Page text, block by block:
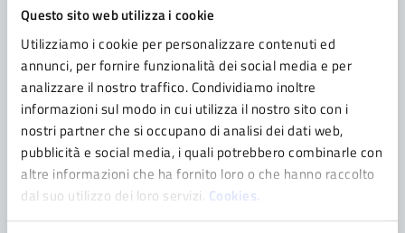
Questo sito web utilizza i cookie
Utilizziamo i cookie per personalizzare contenuti ed
annunci, per fornire funzionalità dei social media e per
analizzare il nostro traffico. Condividiamo inoltre
informazioni sul modo in cui utilizza il nostro sito con i
nostri partner che si occupano di analisi dei dati web,
pubblicità e social media, i quali potrebbero combinarle con
altre informazioni che ha fornito loro o che hanno raccolto
dal suo utilizzo dei loro servizi. Cookies.
OBBLIGATORIA: Biblioteca comunale 0536.21213
biblioteca@comune.pavullo-nel-frignano.mo.it
Categoria:
PAGINA28/02/2021
Babamostra: i nostri eroi preferiti
I personaggi più famosi della casa editrice Babalibri in
mostra 1 novembre 2020 – 28 febbraio 2021 La